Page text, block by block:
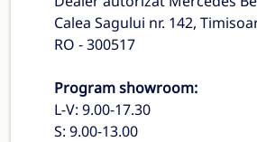
Calea Sagului nr. 142,
RO - 300517
Program showroom:
L-V: 9.00-17.30
S: 9.00-13.00